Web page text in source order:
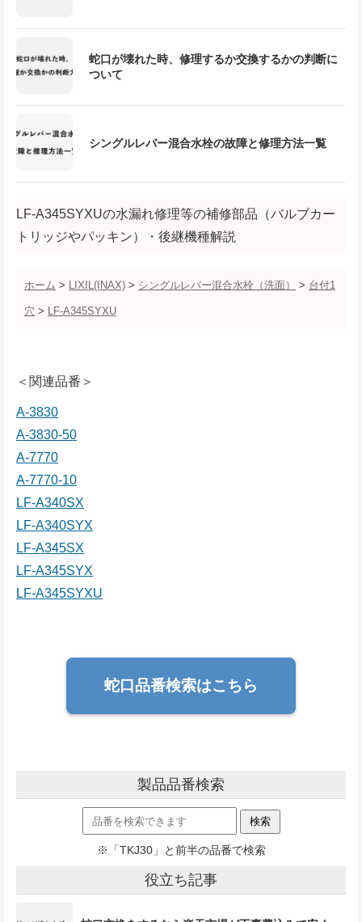
蛇口が壊れた時、修理するか交換するかの判断に
ついて
シングルレバー混合水栓の故障と修理方法一覧
LF-A345SYXUの水漏れ修理等の補修部品（バルブカー
トリッジやパッキン）・後継機種解説
ホーム > LIXIL(INAX) > シングルレバー混合水栓（洗面） > 台付1
穴 > LF-A345SYXU
＜関連品番＞
A-3830
A-3830-50
A-7770
A-7770-10
LF-A340SX
LF-A340SYX
LF-A345SX
LF-A345SYX
LF-A345SYXU
蛇口品番検索はこちら
製品品番検索
※「TKJ30」と前半の品番で検索
役立ち記事